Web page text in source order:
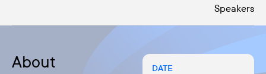
Speakers
About DATE